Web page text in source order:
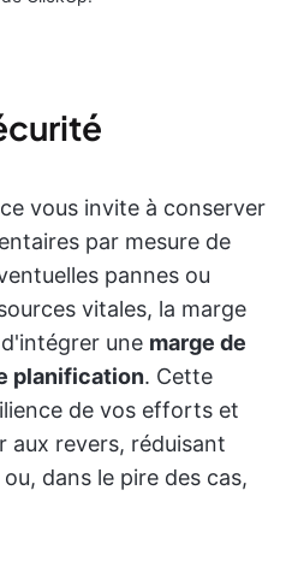
vous invite à conserver
par mesure de
pannes ou
vitales, la marge
une marge de
planification. Cette
de vos efforts et
aux revers, réduisant
dans le pire des cas,